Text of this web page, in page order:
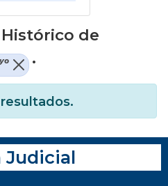
de
.
Judicial